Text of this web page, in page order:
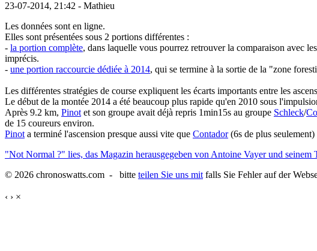
23-07-2014, 21:42 - Mathieu
Les données sont en ligne.
Elles sont présentées sous 2 portions différentes :
- la portion complète, dans laquelle vous pourrez retrouver la comparaison avec
imprécis.
- une portion raccourcie dédiée à 2014, qui se termine à la sortie de la "zone
Les différentes stratégies de course expliquent les écarts importants entre les
Le début de la montée 2014 a été beaucoup plus rapide qu'en 2010 sous
Après 9.2 km, Pinot et son groupe avait déjà repris 1min15s au groupe Schleck/
de 15 coureurs environ.
Pinot a terminé l'ascension presque aussi vite que Contador(6s de plus seulement)
"Not Normal ?" lies, das Magazin herausgegeben von Antoine Vayer und seinem
© 2026 chronoswatts.com - bitte teilen Sie uns mit falls Sie Fehler auf der
‹ › ×